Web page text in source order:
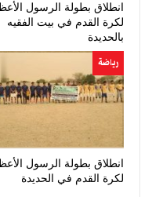
انطلاق بطولة الرسول
لكرة القدم في بيت الفقيه
بالحديدة
رياضة
انطلاق بطولة الرسول
لكرة القدم في الحديدة